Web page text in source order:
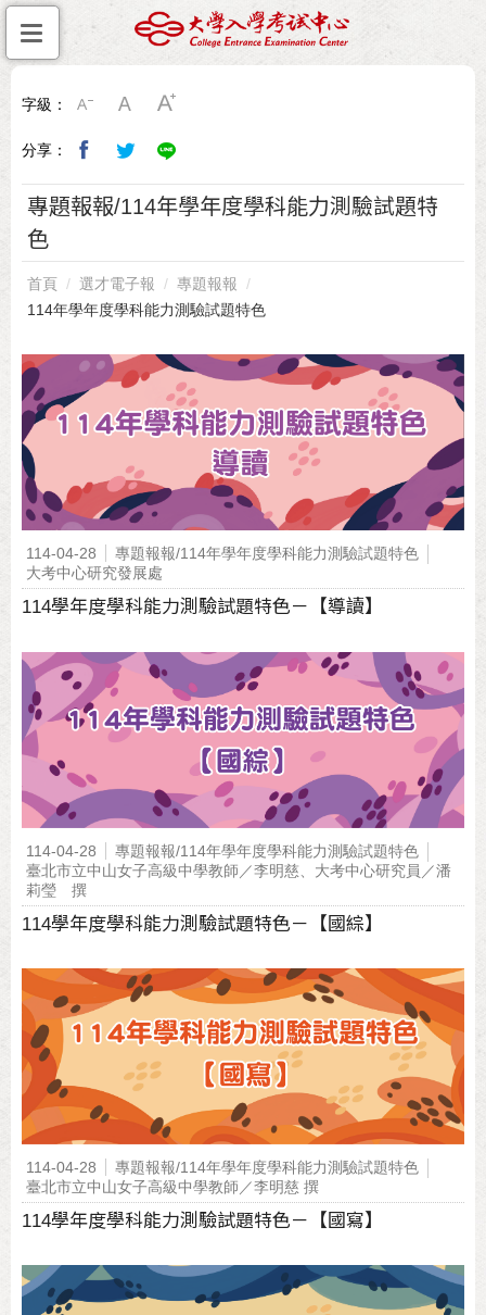
字級：
分享：
專題報報/114年學年度學科能力測驗試題特
色
首頁 選才電子報
專題報報
114年學年度學科能力測驗試題特色
114-04-28
專題報報/114年學年度學科能力測驗試題特色
大考中心研究發展處
114學年度學科能力測驗試題特色－【導讀】
114-04-28
專題報報/114年學年度學科能力測驗試題特色
臺北市立中山女子高級中學教師／李明慈、大考中心研究員／潘
莉瑩 撰
114學年度學科能力測驗試題特色－【國綜】
114-04-28
專題報報/114年學年度學科能力測驗試題特色
臺北市立中山女子高級中學教師／李明慈 撰
114學年度學科能力測驗試題特色－【國寫】